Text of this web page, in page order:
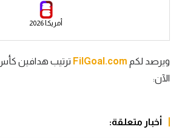
رياضات أخرى
أمم إفريقيا
أمريكا 2026
ويرصد لكم FilGoal.com
الآن:
أخبار متعلقة: